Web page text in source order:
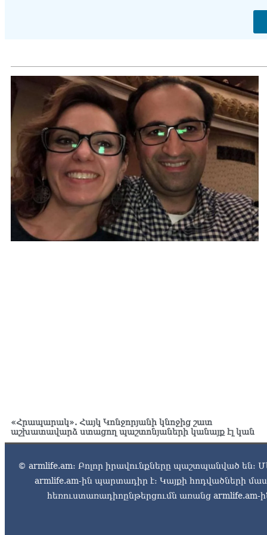
«Հրապարակ». Հայկ Կոնջորյանի կնոջից շատ
աշխատավարձ ստացող պաշտոնյաների կանայք էլ կան
© armlife.am: Բոլոր իրավունքները պաշտպանված են:
armlife.am-ին պարտադիր է: Կայքի հոդվածների
հեռուստառադիոընթերցումն առանց armlife.am-